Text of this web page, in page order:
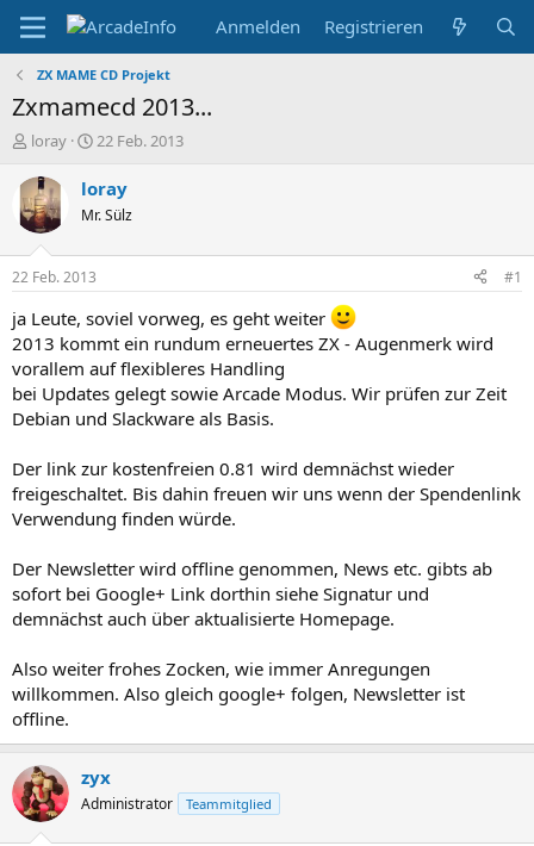
Anmelden Registrieren
ZX MAME CD Projekt
Zxmamecd 2013...
E
s
t
e
e
r
loray
E
s
e
t
a
m
22 Feb. 2013
loray
Mr. Sülz
22 Feb. 2013 #1
ja Leute, soviel vorweg, es geht weiter
2013 kommt ein rundum erneuertes ZX - Augenmerk wird
vorallem auf flexibleres Handling
bei Updates gelegt sowie Arcade Modus. Wir prüfen zur Zeit
Debian und Slackware als Basis.
Der link zur kostenfreien 0.81 wird demnächst wieder
freigeschaltet. Bis dahin freuen wir uns wenn der Spendenlink
Verwendung finden würde.
Der Newsletter wird offline genommen, News etc. gibts ab
sofort bei Google+ Link dorthin siehe Signatur und
demnächst auch über aktualisierte Homepage.
Also weiter frohes Zocken, wie immer Anregungen
willkommen. Also gleich google+ folgen, Newsletter ist
offline.
zyx
Administrator Teammitglied